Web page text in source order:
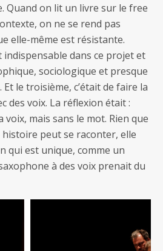
Quand on lit un livre sur le free
on ne se rend pas
elle-même est résistante.
indispensable dans ce projet et
sociologique et presque
le troisième, c’était de faire la
des voix. La réflexion était :
voix, mais sans le mot. Rien que
peut se raconter, elle
qui est unique, comme un
à des voix prenait du